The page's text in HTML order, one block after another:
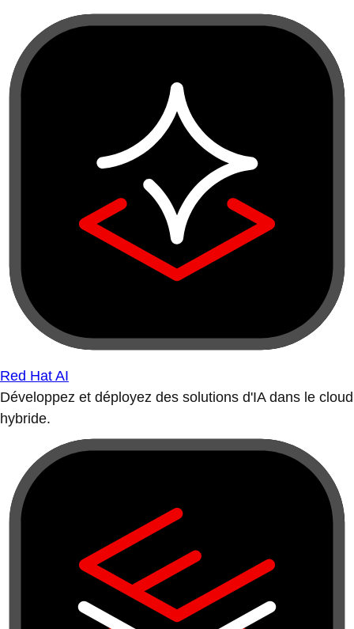
Red Hat AI
Développez et déployez des solutions d'IA dans le cloud
hybride.